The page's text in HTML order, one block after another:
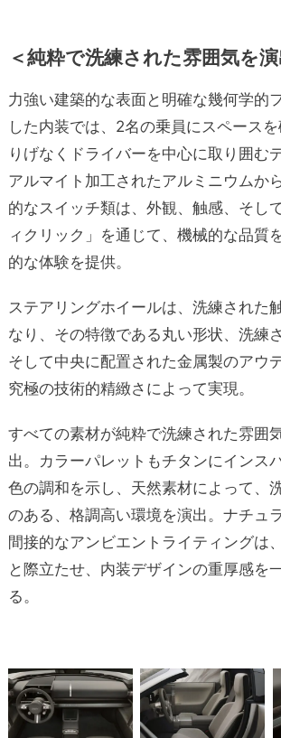
＜純粋で洗練された雰囲気を
力強い建築的な表面と明確な幾何学的
した内装では、2名の乗員にスペース
りげなくドライバーを中心に取り囲む
アルマイト加工されたアルミニウムか
的なスイッチ類は、外観、触感、そし
ィクリック」を通じて、機械的な品質
的な体験を提供。
ステアリングホイールは、洗練された
なり、その特徴である丸い形状、洗練
そして中央に配置された金属製のアウ
究極の技術的精緻さによって実現。
すべての素材が純粋で洗練された雰囲
出。カラーパレットもチタンにインス
色の調和を示し、天然素材によって、
のある、格調高い環境を演出。ナチュ
間接的なアンビエントライティングは
と際立たせ、内装デザインの重厚感を
る。